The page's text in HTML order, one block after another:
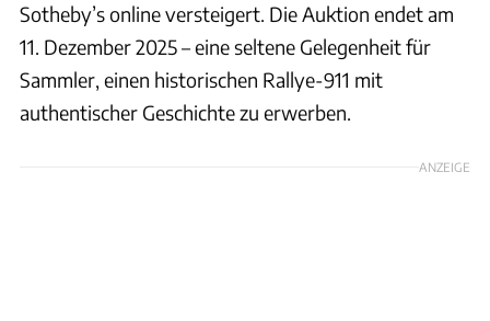
Sotheby’s online versteigert. Die Auktion endet am
11. Dezember 2025 – eine seltene Gelegenheit für
Sammler, einen historischen Rallye-911 mit
authentischer Geschichte zu erwerben.
ANZEIGE